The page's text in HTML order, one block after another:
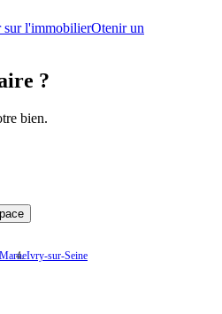
sur l'immobilierOtenir un
?
bien.
Ivry-sur-Seine